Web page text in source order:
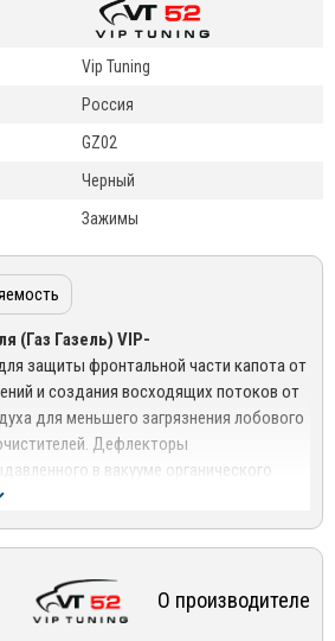
Vip Tuning
Россия
GZ02
Черный
Зажимы
(Газ Газель) VIP-
защиты фронтальной части капота от
и создания восходящих потоков от
для меньшего загрязнения лобового
Дефлекторы
в вакууме органического
обеспечивает их прочность и
капотом автомобиля и дефлектором.
струёй воды во время мойки
расположен на достаточном
не препятствует стеканию воды, не
О производителе